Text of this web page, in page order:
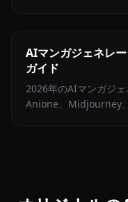
AIマンガジェネレ
ガイド
2026年のAIマンガジェ
Anione、Midjourney